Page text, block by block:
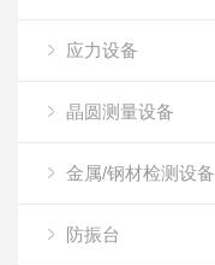
应力设备
晶圆测量设备
金属/钢材检测设备
防振台